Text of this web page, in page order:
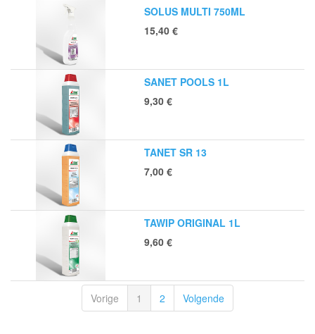
SOLUS MULTI 750ML
15,40 €
SANET POOLS 1L
9,30 €
TANET SR 13
7,00 €
TAWIP ORIGINAL 1L
9,60 €
Vorige 1 2 Volgende